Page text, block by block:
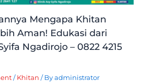
Mengapa Khitan
Aman! Edukasi dari
Ngadirojo – 0822 4215
/ Khitan / Byadministrator